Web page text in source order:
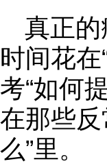
真正
时间花
考“如何
在那些
么”里。